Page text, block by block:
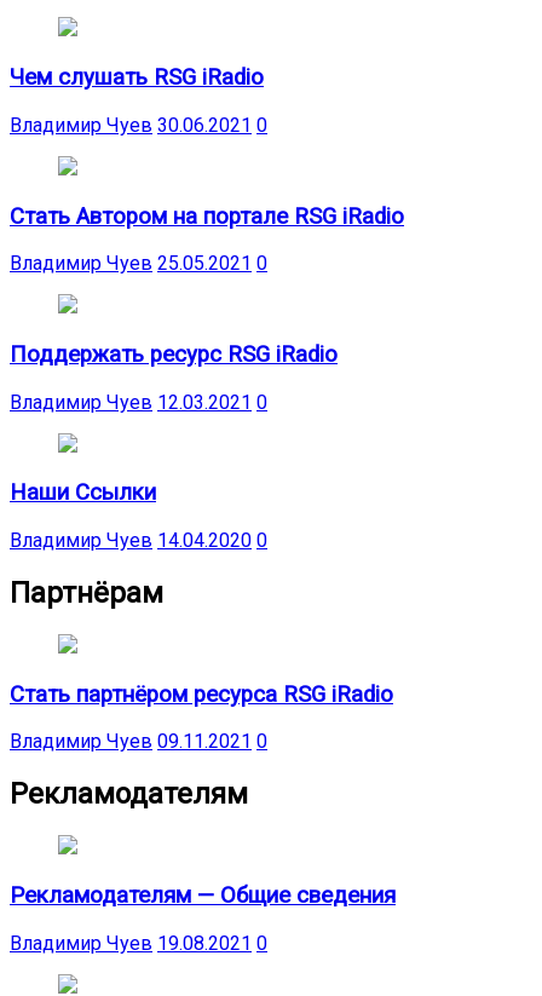
Чем слушать RSG iRadio
Владимир Чуев 30.06.2021 0
Стать Автором на портале RSG iRadio
Владимир Чуев 25.05.2021 0
Поддержать ресурс RSG iRadio
Владимир Чуев 12.03.2021 0
Наши Ссылки
Владимир Чуев 14.04.2020 0
Партнёрам
Стать партнёром ресурса RSG iRadio
Владимир Чуев 09.11.2021 0
Рекламодателям
Рекламодателям — Общие сведения
Владимир Чуев 19.08.2021 0